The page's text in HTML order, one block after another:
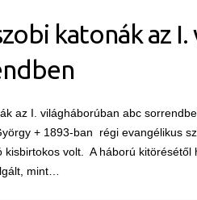
katonák az
az I. világháborúban abc
+ 1893-ban régi evangélikus
kisbirtokos volt. A háború kitörésétől
mint…